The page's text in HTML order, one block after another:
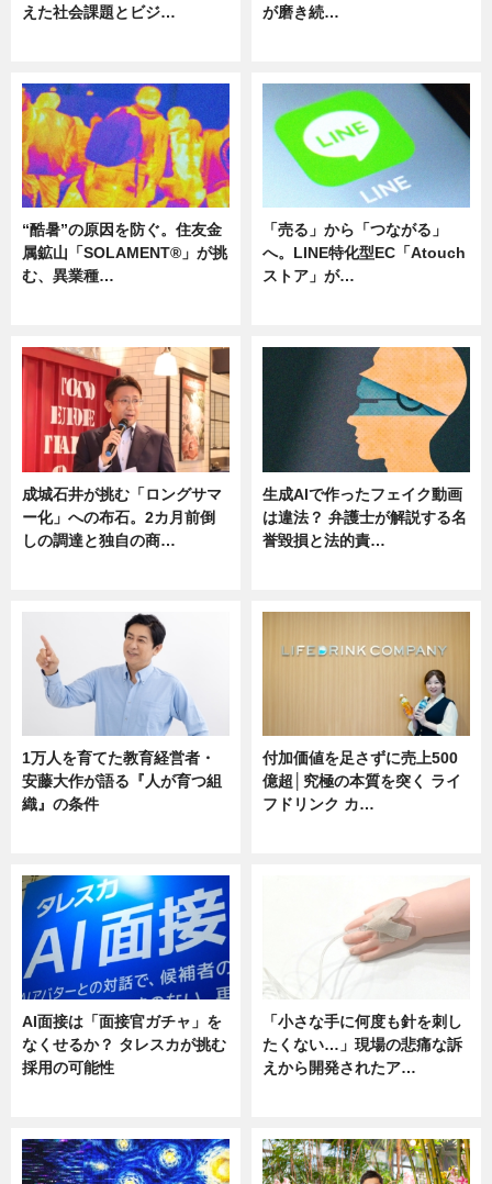
えた社会課題とビジ… が磨き続…
“酷暑”の原因を防ぐ。住友金
属鉱山「SOLAMENT®」が挑
む、異業種…
「売る」から「つながる」
へ。LINE特化型EC「Atouch
ストア」が…
成城石井が挑む「ロングサマ
ー化」への布石。2カ月前倒
しの調達と独自の商…
生成AIで作ったフェイク動画
は違法？ 弁護士が解説する名
誉毀損と法的責…
1万人を育てた教育経営者・
安藤大作が語る『人が育つ組
織』の条件
付加価値を足さずに売上500
億超│究極の本質を突く ライ
フドリンク カ…
AI面接は「面接官ガチャ」を
なくせるか？ タレスカが挑む
採用の可能性
「小さな手に何度も針を刺し
たくない…」現場の悲痛な訴
えから開発されたア…